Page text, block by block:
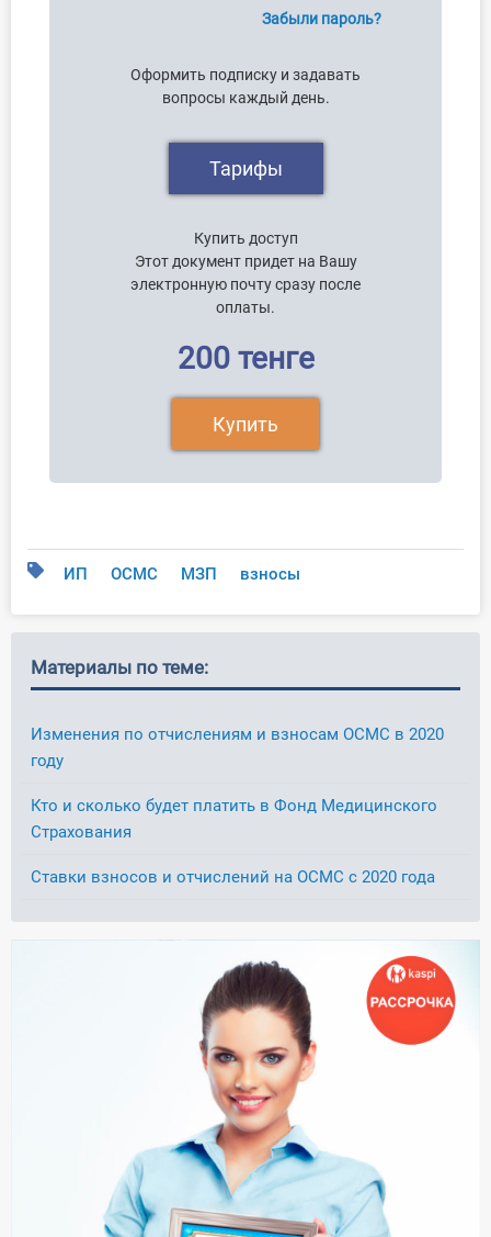
Забыли пароль?
Оформить подписку и задавать
вопросы каждый день.
Тарифы
Купить доступ
Этот документ придет на Вашу
электронную почту сразу после
оплаты.
200 тенге
Купить
ИП ОСМС МЗП взносы
Материалы по теме:
Изменения по отчислениям и взносам ОСМС в 2020
году
Кто и сколько будет платить в Фонд Медицинского
Страхования
Ставки взносов и отчислений на ОСМС с 2020 года